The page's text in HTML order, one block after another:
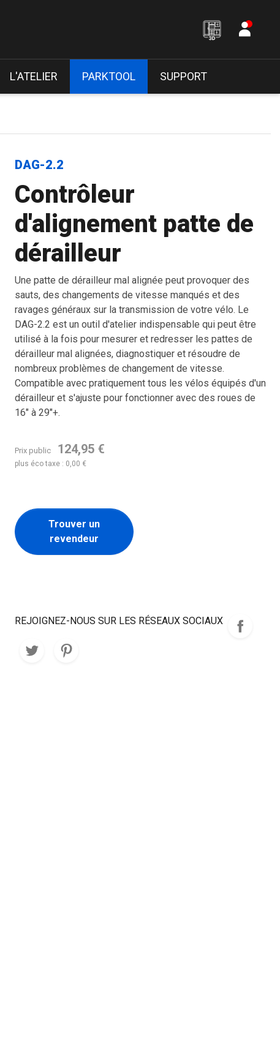
L'ATELIER PARKTOOL SUPPORT
DAG-2.2
Contrôleur
d'alignement patte de
dérailleur
Une patte de dérailleur mal alignée peut provoquer des
sauts, des changements de vitesse manqués et des
ravages généraux sur la transmission de votre vélo. Le
DAG-2.2 est un outil d'atelier indispensable qui peut être
utilisé à la fois pour mesurer et redresser les pattes de
dérailleur mal alignées, diagnostiquer et résoudre de
nombreux problèmes de changement de vitesse.
Compatible avec pratiquement tous les vélos équipés d'un
dérailleur et s'ajuste pour fonctionner avec des roues de
16" à 29"+.
Prix public 124,95 €
plus éco taxe : 0,00 €
Trouver un
revendeur
REJOIGNEZ-NOUS SUR LES RÉSEAUX SOCIAUX